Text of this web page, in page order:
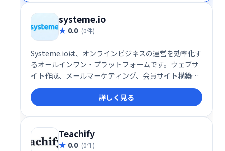
れ、オンライン教育ビジネスを始める最適な選択肢で
す。
systeme.io
0.0 (0件)
Systeme.ioは、オンラインビジネスの運営を効率化す
るオールインワン・プラットフォームです。ウェブサ
イト作成、メールマーケティング、会員サイト構築、
アフィリエイト機能など、ビジネスに必要なツールが
全て揃っています。30万人以上の起業家が利用し、そ
の信頼性を証明しています。規模や目的に関わらず、
オンラインビジネスの成長を強力にサポートします。
無料トライアルもご用意していますので、ぜひお試し
ください。
詳しく見る
Teachify
0.0 (0件)